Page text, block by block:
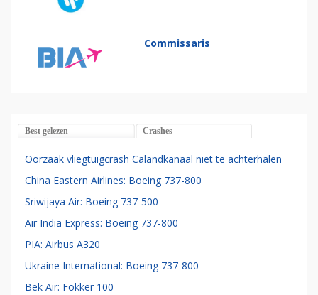
Commissaris
Best gelezen Crashes
Oorzaak vliegtuigcrash Calandkanaal niet te achterhalen
China Eastern Airlines: Boeing 737-800
Sriwijaya Air: Boeing 737-500
Air India Express: Boeing 737-800
PIA: Airbus A320
Ukraine International: Boeing 737-800
Bek Air: Fokker 100